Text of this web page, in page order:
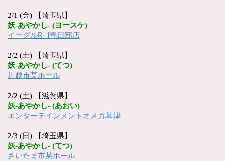
2/1 (金) 【埼玉県】
妖-あやかし- (ヨースケ)
イーグルR-1春日部店
2/2 (土) 【埼玉県】
妖-あやかし- (てつ)
川越市某ホール
2/2 (土) 【滋賀県】
妖-あやかし- (あおい)
エンターテインメントオメガ草津
2/3 (日) 【埼玉県】
妖-あやかし- (てつ)
さいたま市某ホール